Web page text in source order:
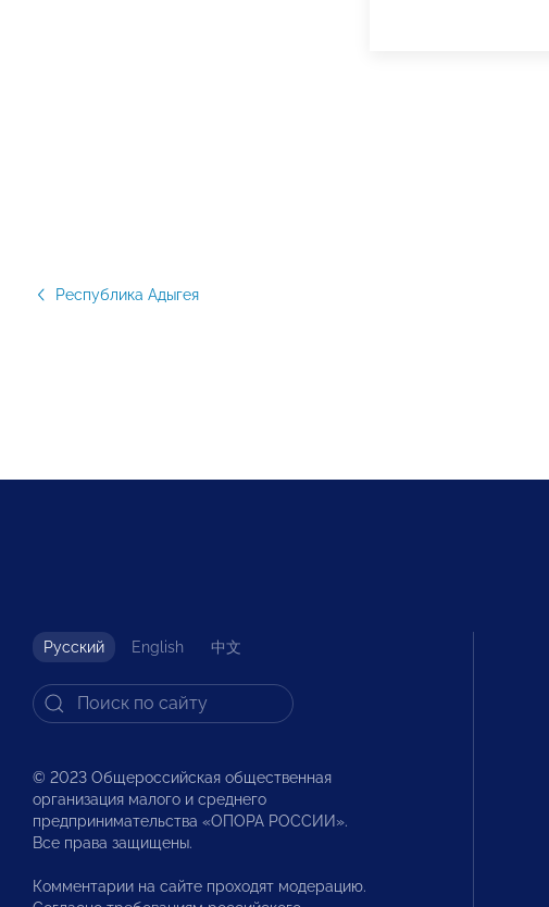
Республика Адыгея
Русский English 中文
© 2023 Общероссийская общественная
организация малого и среднего
предпринимательства «ОПОРА РОССИИ».
Все права защищены.
Комментарии на сайте проходят модерацию.